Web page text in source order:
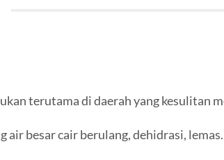
terutama di daerah yang kesulitan
air besar cair berulang, dehidrasi, lemas.